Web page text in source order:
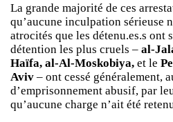
La grande majorité de ces
qu’aucune inculpation sérieuse
atrocités que les détenu.es.s ont
détention les plus cruels – al-
Haïfa, al-Al-Moskobiya, et le
Aviv – ont cessé généralement,
d’emprisonnement abusif, par
qu’aucune charge n’ait été